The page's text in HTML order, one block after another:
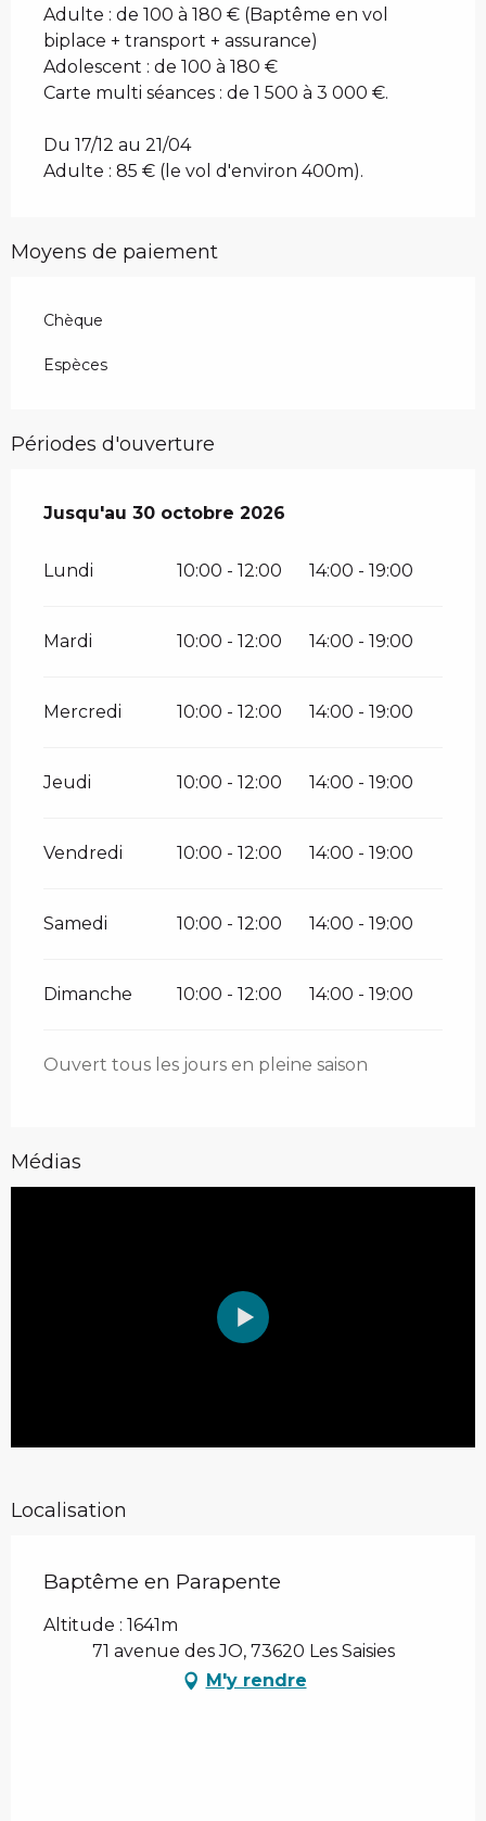
Adulte : de 100 à 180 € (Baptême en vol
biplace + transport + assurance)
Adolescent : de 100 à 180 €
Carte multi séances : de 1 500 à 3 000 €.
Du 17/12 au 21/04
Adulte : 85 € (le vol d'environ 400m).
Moyens de paiement
Chèque
Espèces
Périodes d'ouverture
Du1 janvier 2026au30 octobre 2026
Jusqu'au 30 octobre 2026
Lundi 10:00 - 12:00 14:00 - 19:00
Mardi 10:00 - 12:00 14:00 - 19:00
Mercredi 10:00 - 12:00 14:00 - 19:00
Jeudi 10:00 - 12:00 14:00 - 19:00
Vendredi 10:00 - 12:00 14:00 - 19:00
Samedi 10:00 - 12:00 14:00 - 19:00
Dimanche 10:00 - 12:00 14:00 - 19:00
Ouvert tous les jours en pleine saison
Médias
Localisation
Baptême en Parapente
Altitude : 1641m
71 avenue des JO, 73620 Les Saisies
M'y rendre